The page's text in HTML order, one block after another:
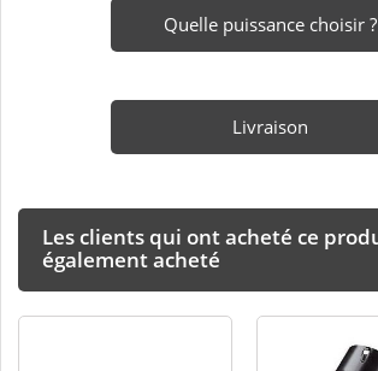
Quelle puissance choisir ?
Livraison
Les clients qui ont acheté ce
également acheté